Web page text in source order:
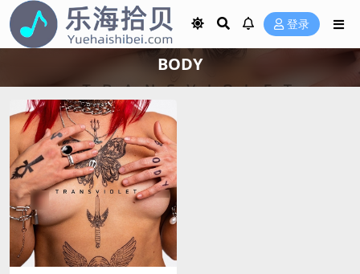
登录
BODY